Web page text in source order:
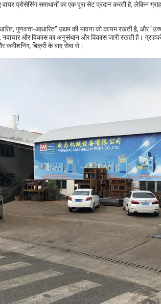
वायर प्रोसेसिंग समाधानों का एक पूरा सेट प्रदान करती है,
गुणवत्ता-आधारित" उद्यम की भावना को कायम रखती है,
नवाचार और विकास का अनुसंधान और विकास जारी रखती है।
कमीशनिंग, बिक्री के बाद सेवा से।